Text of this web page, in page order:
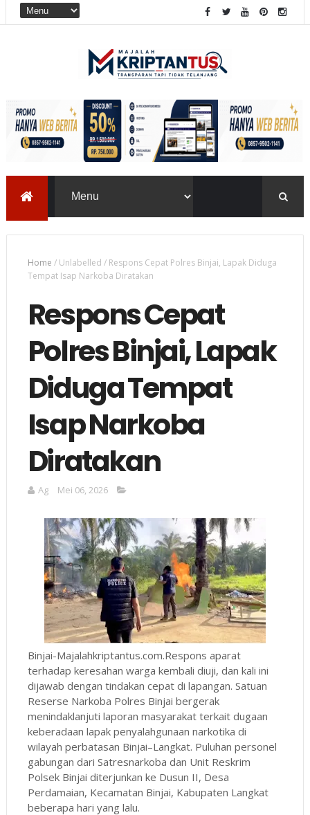
Home /Unlabelled / Respons Cepat Polres Binjai, Lapak Diduga
Tempat Isap Narkoba Diratakan
Respons Cepat
Polres Binjai, Lapak
Diduga Tempat
Isap Narkoba
Diratakan
Ag Mei 06, 2026
Binjai-Majalahkriptantus.com.Respons aparat
terhadap keresahan warga kembali diuji, dan kali ini
dijawab dengan tindakan cepat di lapangan. Satuan
Reserse Narkoba Polres Binjai bergerak
menindaklanjuti laporan masyarakat terkait dugaan
keberadaan lapak penyalahgunaan narkotika di
wilayah perbatasan Binjai–Langkat. Puluhan personel
gabungan dari Satresnarkoba dan Unit Reskrim
Polsek Binjai diterjunkan ke Dusun II, Desa
Perdamaian, Kecamatan Binjai, Kabupaten Langkat
beberapa hari yang lalu.